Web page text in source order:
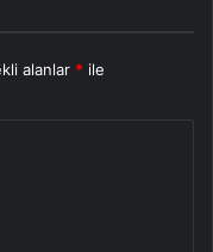
alanlar * ile